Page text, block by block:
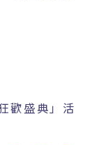
歡盛典」活